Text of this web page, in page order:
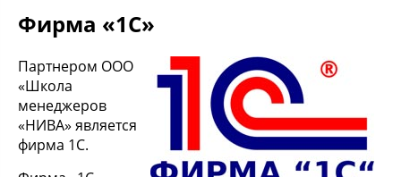
Фирма «1С»
Партнером ООО
«Школа
менеджеров
«НИВА» является
фирма 1С.